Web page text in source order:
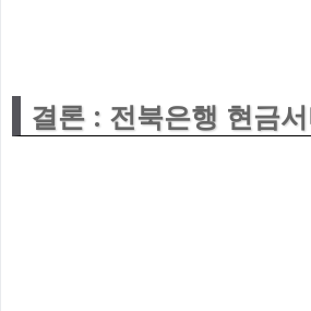
결론 : 전북은행 현금